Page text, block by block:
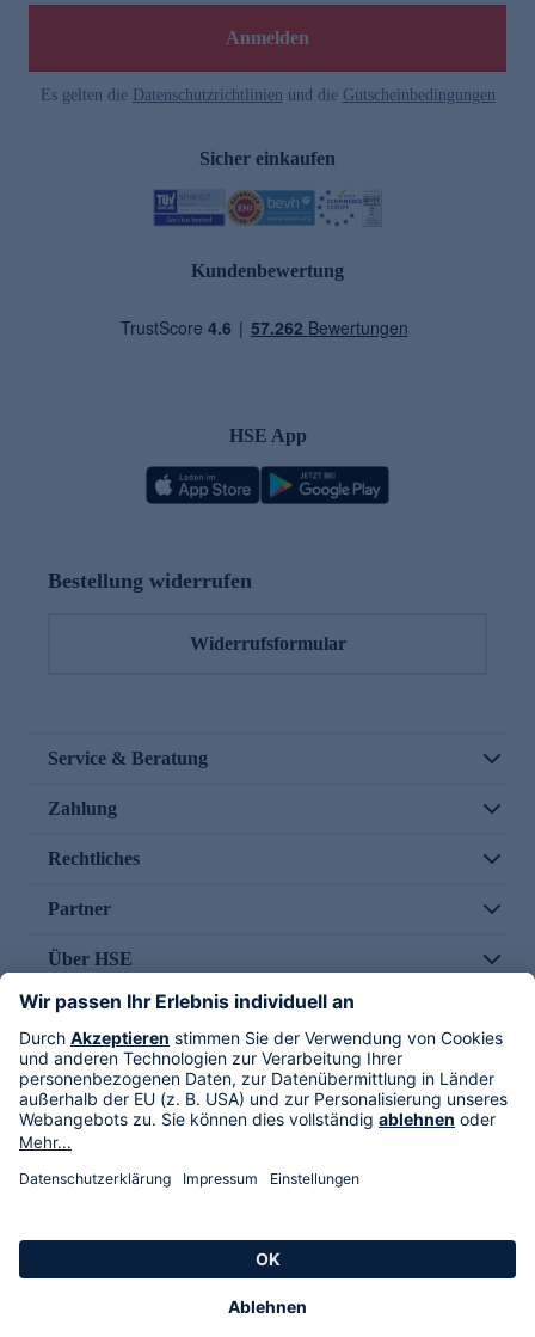
Anmelden
Es gelten die Datenschutzrichtlinien und die Gutscheinbedingungen
Sicher einkaufen
Kundenbewertung
HSE App
Bestellung widerrufen
Widerrufsformular
Service & Beratung
Zahlung
Rechtliches
Partner
Über HSE
Im TV
HSE International